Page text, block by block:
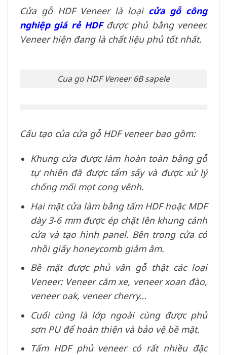
Cửa gỗ HDF Veneer là loại cửa gỗ công
nghiệp giá rẻ HDFđược phủ bằng veneer.
Veneer hiện đang là chất liệu phủ tốt nhất.
Cua go HDF Veneer 6B sapele
Cấu tạo của cửa gỗ HDF veneer bao gồm:
Khung cửa được làm hoàn toàn bằng gỗ
tự nhiên đã được tẩm sấy và được xử lý
chống mối mọt cong vênh.
Hai mặt cửa làm bằng tấm HDF hoặc MDF
dày 3-6 mm được ép chặt lên khung cánh
cửa và tạo hình panel. Bên trong cửa có
nhồi giấy honeycomb giảm âm.
Bề mặt được phủ vân gỗ thật các loại
Veneer: Veneer căm xe, veneer xoan đào,
veneer oak, veneer cherry…
Cuối cùng là lớp ngoài cùng được phủ
sơn PU để hoàn thiện và bảo vệ bề mặt.
Tấm HDF phủ veneer có rất nhiều đặc